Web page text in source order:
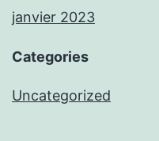
janvier 2023
Categories
Uncategorized